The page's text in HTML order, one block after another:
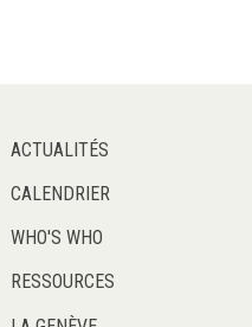
ACTUALITÉS
CALENDRIER
WHO'S WHO
RESSOURCES